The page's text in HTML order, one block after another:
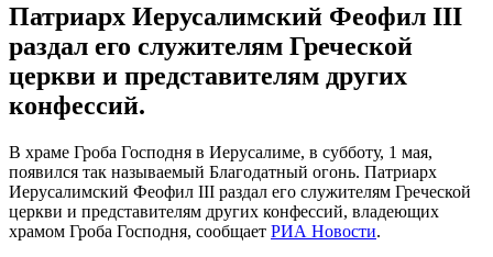
Патриарх Иерусалимский Феофил III
раздал его служителям Греческой
церкви и представителям других
конфессий.
В храме Гроба Господня в Иерусалиме, в субботу, 1 мая,
появился так называемый Благодатный огонь. Патриарх
Иерусалимский Феофил III раздал его служителям Греческой
церкви и представителям других конфессий, владеющих
храмом Гроба Господня, сообщает РИА Новости.